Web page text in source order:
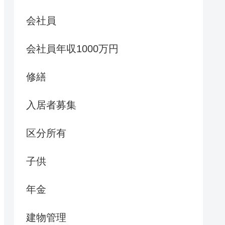
会社員
会社員年収1000万円
修繕
入居者募集
区分所有
子供
年金
建物管理